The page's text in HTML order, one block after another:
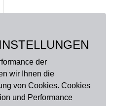
der
wir Ihnen die
von Cookies. Cookies
und Performance